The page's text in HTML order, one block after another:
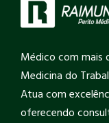
Médico com mais
Medicina do
Atua com
oferecendo